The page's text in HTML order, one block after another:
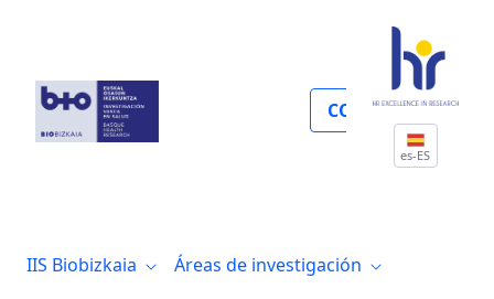
COLABORA
es-ES
IIS Biobizkaia
Áreas de investigación